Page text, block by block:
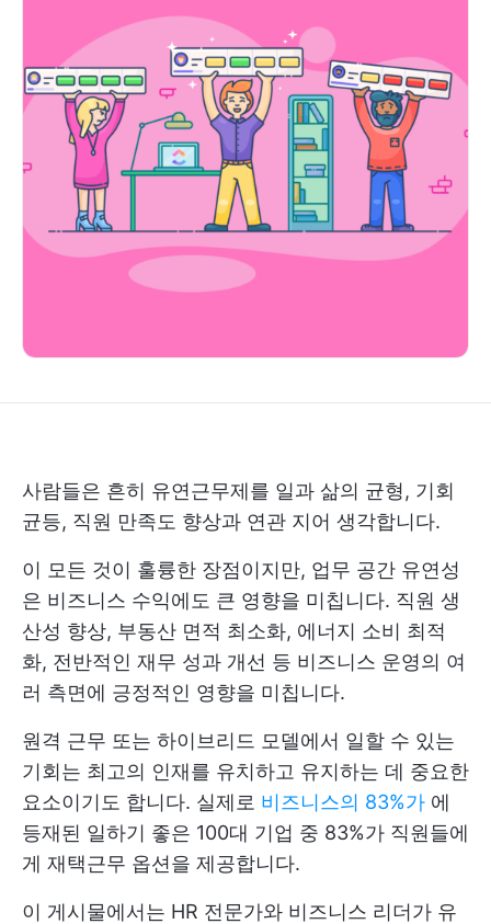
사람들은 흔히 유연근무제를 일과 삶의 균형, 기회
균등, 직원 만족도 향상과 연관 지어 생각합니다.
이 모든 것이 훌륭한 장점이지만, 업무 공간 유연성
은 비즈니스 수익에도 큰 영향을 미칩니다. 직원 생
산성 향상, 부동산 면적 최소화, 에너지 소비 최적
화, 전반적인 재무 성과 개선 등 비즈니스 운영의 여
러 측면에 긍정적인 영향을 미칩니다.
원격 근무 또는 하이브리드 모델에서 일할 수 있는
기회는 최고의 인재를 유치하고 유지하는 데 중요한
요소이기도 합니다. 실제로 비즈니스의 83%가 에
등재된 일하기 좋은 100대 기업 중 83%가 직원들에
게 재택근무 옵션을 제공합니다.
이 게시물에서는 HR 전문가와 비즈니스 리더가 유